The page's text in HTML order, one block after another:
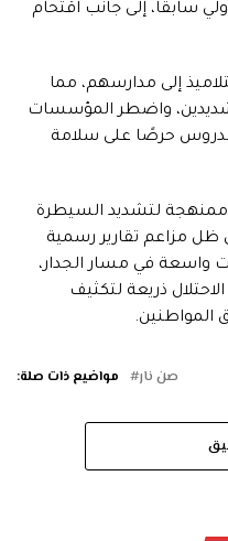
سابقًا، إلى جانب اقتحام
إلى مدارسهم، مما
واضطر المؤسسات
حرصًا على سلامة
لتشديد السيطرة
مزاعم تقارير رسمية
واسعة في مسار الجدار،
ذريعة لتكثيف
المواطنين.
مواضيع ذات صلة: صن نار